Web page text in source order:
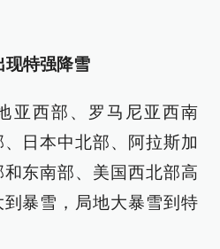
现特强降雪
亚西部、罗马尼亚西南
日本中北部、阿拉斯加
东南部、美国西北部高
暴雪，局地大暴雪到特